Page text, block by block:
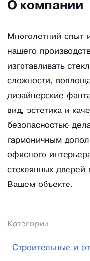
О компании
Многолетний опыт
нашего
изготавливать
сложности,
дизайнерские
вид, эстетика и
безопасностью
гармоничным
офисного
стеклянных
Вашем объекте.
Категории
Строительные и